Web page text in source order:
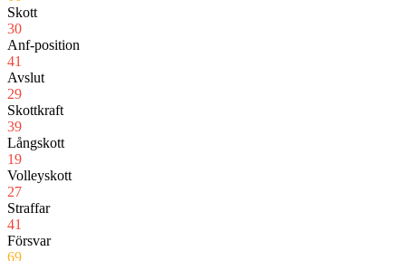
Skott
30
Anf-position
41
Avslut
29
Skottkraft
39
Långskott
19
Volleyskott
27
Straffar
41
Försvar
69